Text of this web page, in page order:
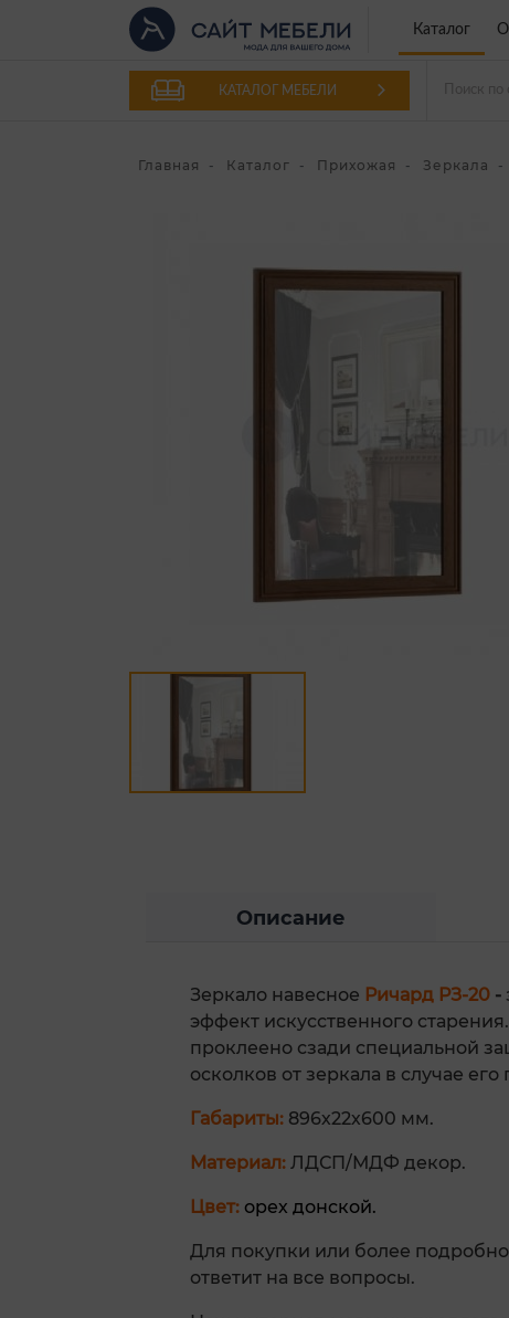
Каталог О
КАТАЛОГ МЕБЕЛИ
Главная Каталог Прихожая Зеркала
Описание
Зеркало навесное Ричард РЗ-20 -
эффект искусственного
проклеено сзади специальной
осколков от зеркала в случае
Габариты: 896х22х600 мм.
Материал: ЛДСП/МДФ декор.
Цвет: орех донской.
Для покупки или более
ответит на все вопросы.